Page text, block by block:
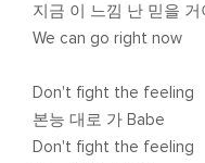
지금 이 느낌 난 믿을 거
We can go right now
Don't fight the feeling
본능 대로 가 Babe
Don't fight the feeling